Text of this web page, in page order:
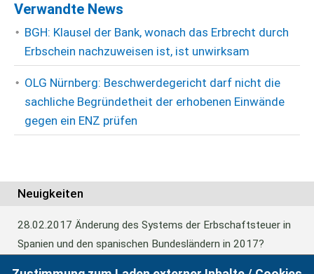
Verwandte News
BGH: Klausel der Bank, wonach das Erbrecht durch
Erbschein nachzuweisen ist, ist unwirksam
OLG Nürnberg: Beschwerdegericht darf nicht die
sachliche Begründetheit der erhobenen Einwände
gegen ein ENZ prüfen
Neuigkeiten
28.02.2017 Änderung des Systems der Erbschaftsteuer in
Spanien und den spanischen Bundesländern in 2017?